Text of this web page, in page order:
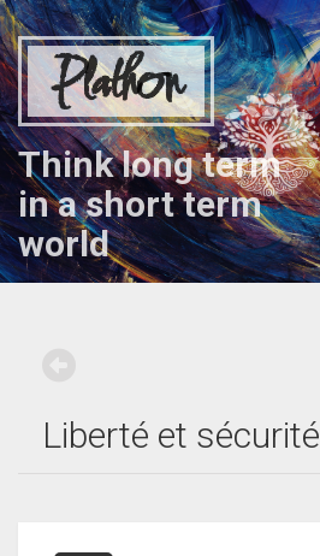
Plathon
Think long term
in a short term
world
Liberté et sécurité